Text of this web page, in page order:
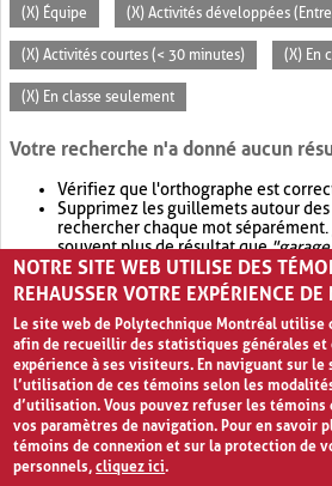
(X) Équipe (X) Activités développées
(X) Activités courtes (< 30 minutes) (X) En
(X) En classe seulement
Votre recherche n'a donné aucun
Vérifiez que l'orthographe est
Supprimez les guillemets autour
rechercher chaque mot séparément.
souvent plus de résultat que
Envisagez d'élargir votre recherche
retournera souvent plus de résultat
NOTRE SITE WEB UTILISE DES
REHAUSSER VOTRE EXPÉRIENCE
Le site web de Polytechnique Montréal utilise
afin de recueillir des statistiques générales
expérience à ses visiteurs. En naviguant sur le
l’utilisation de ces témoins selon les
d’utilisation. Vous pouvez refuser les
vos paramètres de navigation. Pour en savoir
témoins de connexion et sur la protection de
personnels,cliquez ici.